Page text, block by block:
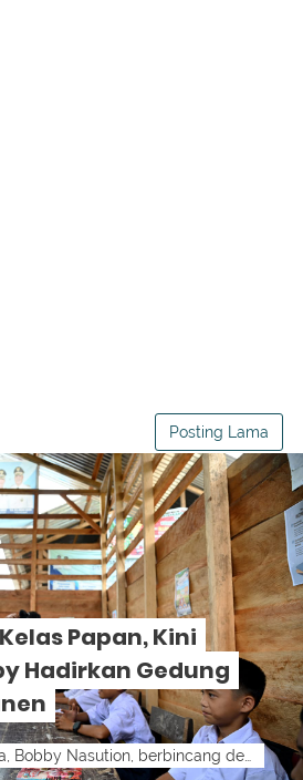
Posting Lama
Papan, Kini
Hadirkan Gedung